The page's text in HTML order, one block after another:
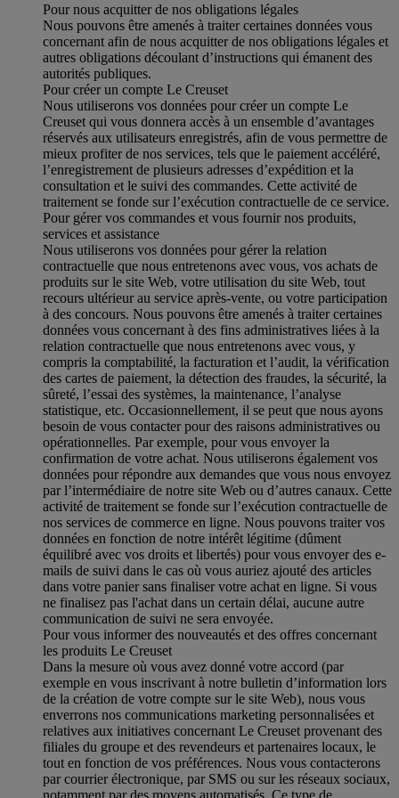
Pour nous acquitter de nos obligations légales
Nous pouvons être amenés à traiter certaines données vous
concernant afin de nous acquitter de nos obligations légales et
autres obligations découlant d’instructions qui émanent des
autorités publiques.
Pour créer un compte Le Creuset
Nous utiliserons vos données pour créer un compte Le
Creuset qui vous donnera accès à un ensemble d’avantages
réservés aux utilisateurs enregistrés, afin de vous permettre de
mieux profiter de nos services, tels que le paiement accéléré,
l’enregistrement de plusieurs adresses d’expédition et la
consultation et le suivi des commandes. Cette activité de
traitement se fonde sur l’exécution contractuelle de ce service.
Pour gérer vos commandes et vous fournir nos produits,
services et assistance
Nous utiliserons vos données pour gérer la relation
contractuelle que nous entretenons avec vous, vos achats de
produits sur le site Web, votre utilisation du site Web, tout
recours ultérieur au service après-vente, ou votre participation
à des concours. Nous pouvons être amenés à traiter certaines
données vous concernant à des fins administratives liées à la
relation contractuelle que nous entretenons avec vous, y
compris la comptabilité, la facturation et l’audit, la vérification
des cartes de paiement, la détection des fraudes, la sécurité, la
sûreté, l’essai des systèmes, la maintenance, l’analyse
statistique, etc. Occasionnellement, il se peut que nous ayons
besoin de vous contacter pour des raisons administratives ou
opérationnelles. Par exemple, pour vous envoyer la
confirmation de votre achat. Nous utiliserons également vos
données pour répondre aux demandes que vous nous envoyez
par l’intermédiaire de notre site Web ou d’autres canaux. Cette
activité de traitement se fonde sur l’exécution contractuelle de
nos services de commerce en ligne. Nous pouvons traiter vos
données en fonction de notre intérêt légitime (dûment
équilibré avec vos droits et libertés) pour vous envoyer des e-
mails de suivi dans le cas où vous auriez ajouté des articles
dans votre panier sans finaliser votre achat en ligne. Si vous
ne finalisez pas l'achat dans un certain délai, aucune autre
communication de suivi ne sera envoyée.
Pour vous informer des nouveautés et des offres concernant
les produits Le Creuset
Dans la mesure où vous avez donné votre accord (par
exemple en vous inscrivant à notre bulletin d’information lors
de la création de votre compte sur le site Web), nous vous
enverrons nos communications marketing personnalisées et
relatives aux initiatives concernant Le Creuset provenant des
filiales du groupe et des revendeurs et partenaires locaux, le
tout en fonction de vos préférences. Nous vous contacterons
par courrier électronique, par SMS ou sur les réseaux sociaux,
notamment par des moyens automatisés. Ce type de